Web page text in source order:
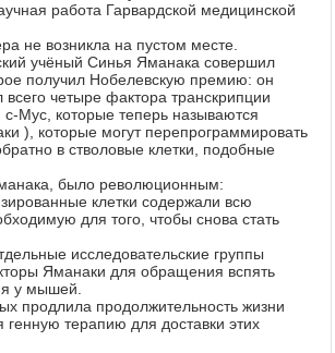
работа Гарвардской медицинской
не возникла на пустом месте.
учёный Синья Яманака совершил
получил Нобелевскую премию: он
четыре фактора транскрипции
Myc, которые теперь называются
), которые могут перепрограммировать
в стволовые клетки, подобные
было революционным:
клетки содержали всю
для того, чтобы снова стать
исследовательские группы
Яманаки для обращения вспять
у мышей.
продлила продолжительность жизни
терапию для доставки этих